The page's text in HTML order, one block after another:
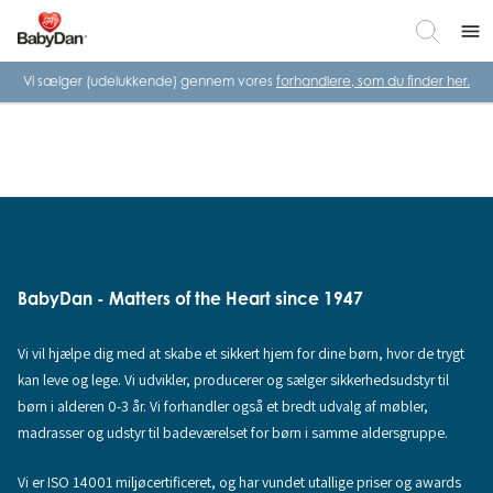
menu
Vi sælger (udelukkende) gennem vores forhandlere, som du finder her.
BabyDan - Matters of the Heart since 1947
Vi vil hjælpe dig med at skabe et sikkert hjem for dine børn, hvor de trygt
kan leve og lege. Vi udvikler, producerer og sælger sikkerhedsudstyr til
børn i alderen 0-3 år. Vi forhandler også et bredt udvalg af møbler,
madrasser og udstyr til badeværelset for børn i samme aldersgruppe.
Vi er ISO 14001 miljøcertificeret, og har vundet utallige priser og awards